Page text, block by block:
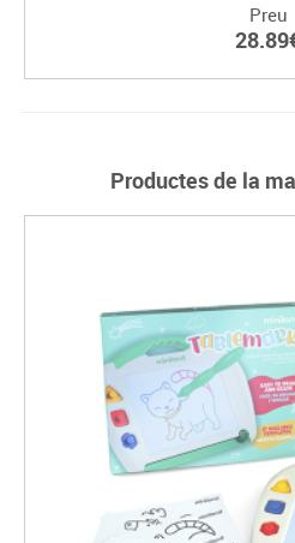
Preu
Productes de la